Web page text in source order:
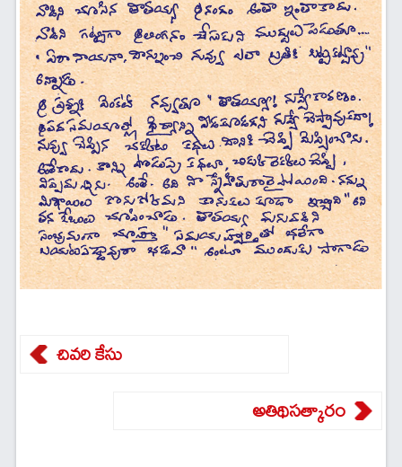
చివరి కేసు
అతిథిసత్కారం